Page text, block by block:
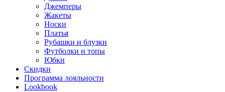
Джемперы
Жакеты
Носки
Платья
Рубашки и блузки
Футболки и топы
Юбки
Скидки
Программа лояльности
Lookbook